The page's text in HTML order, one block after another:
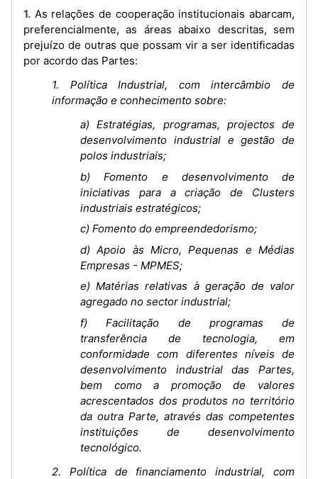
1. As relações de cooperação institucionais abarcam,
preferencialmente, as áreas abaixo descritas, sem
prejuízo de outras que possam vir a ser identificadas
por acordo das Partes:
1. Política Industrial, com intercâmbio de
informação e conhecimento sobre:
a) Estratégias, programas, projectos de
desenvolvimento industrial e gestão de
polos industriais;
b) Fomento e desenvolvimento de
iniciativas para a criação de Clusters
industriais estratégicos;
c) Fomento do empreendedorismo;
d) Apoio às Micro, Pequenas e Médias
Empresas - MPMES;
e) Matérias relativas à geração de valor
agregado no sector industrial;
f) Facilitação de programas de
transferência de tecnologia, em
conformidade com diferentes níveis de
desenvolvimento industrial das Partes,
bem como a promoção de valores
acrescentados dos produtos no território
da outra Parte, através das competentes
instituições de desenvolvimento
tecnológico.
2. Política de financiamento industrial, com